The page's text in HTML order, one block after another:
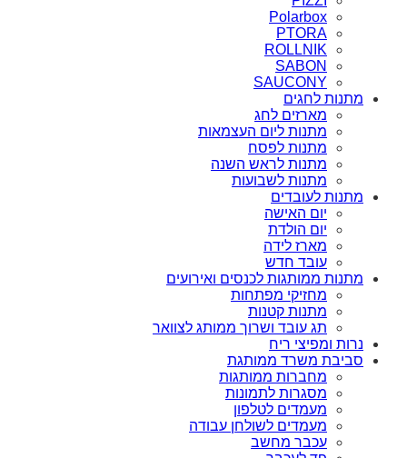
Polarbox
PTORA
ROLLNIK
SABON
SAUCONY
מתנות לחגים
מארזים לחג
מתנות ליום העצמאות
מתנות לפסח
מתנות לראש השנה
מתנות לשבועות
מתנות לעובדים
יום האישה
יום הולדת
מארז לידה
עובד חדש
מתנות ממותגות לכנסים ואירועים
מחזיקי מפתחות
מתנות קטנות
תג עובד ושרוך ממותג לצוואר
נרות ומפיצי ריח
סביבת משרד ממותגת
מחברות ממותגות
מסגרות לתמונות
מעמדים לטלפון
מעמדים לשולחן עבודה
עכבר מחשב